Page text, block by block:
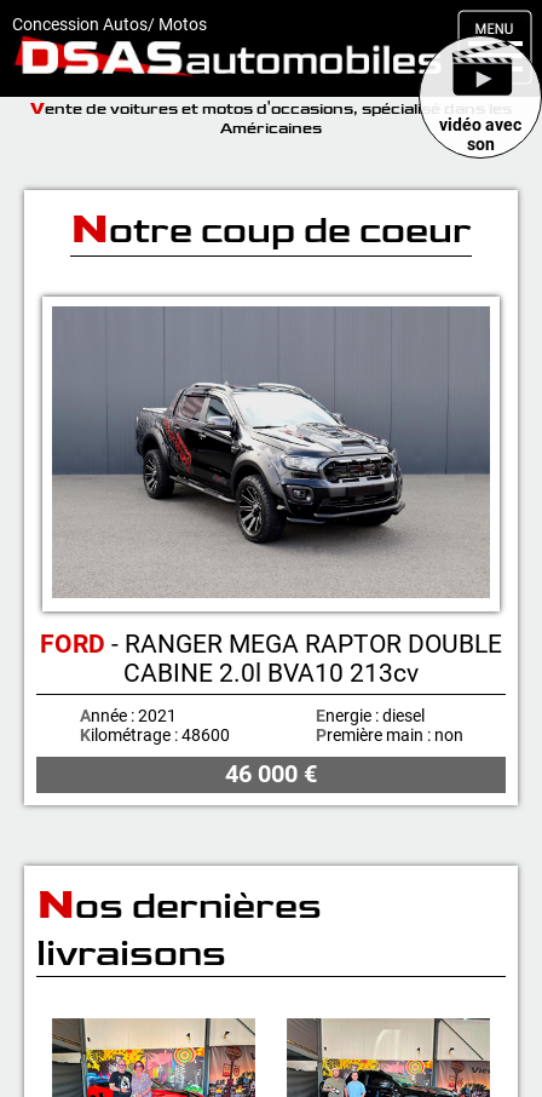
Concession Autos/ Motos
vidéo avec
son
Vente de voitures et motos d'occasions, spécialisé dans les
Américaines
Menu
DSAS
Kit carrosserie
Nos services
Comment réserver
Vendus
Livraisons
Contact
05 46 59 19 28
07 71 24 14 00
07 71 23 70 00
06 81 17 30 67
Notre coup de coeur
FORD - RANGER MEGA RAPTOR DOUBLE
CABINE 2.0l BVA10 213cv
Année : 2021
Kilométrage : 48600
Energie : diesel
Première main : non
46 000 €
Nos dernières
livraisons